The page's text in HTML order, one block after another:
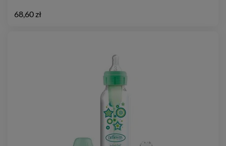
68,60 zł